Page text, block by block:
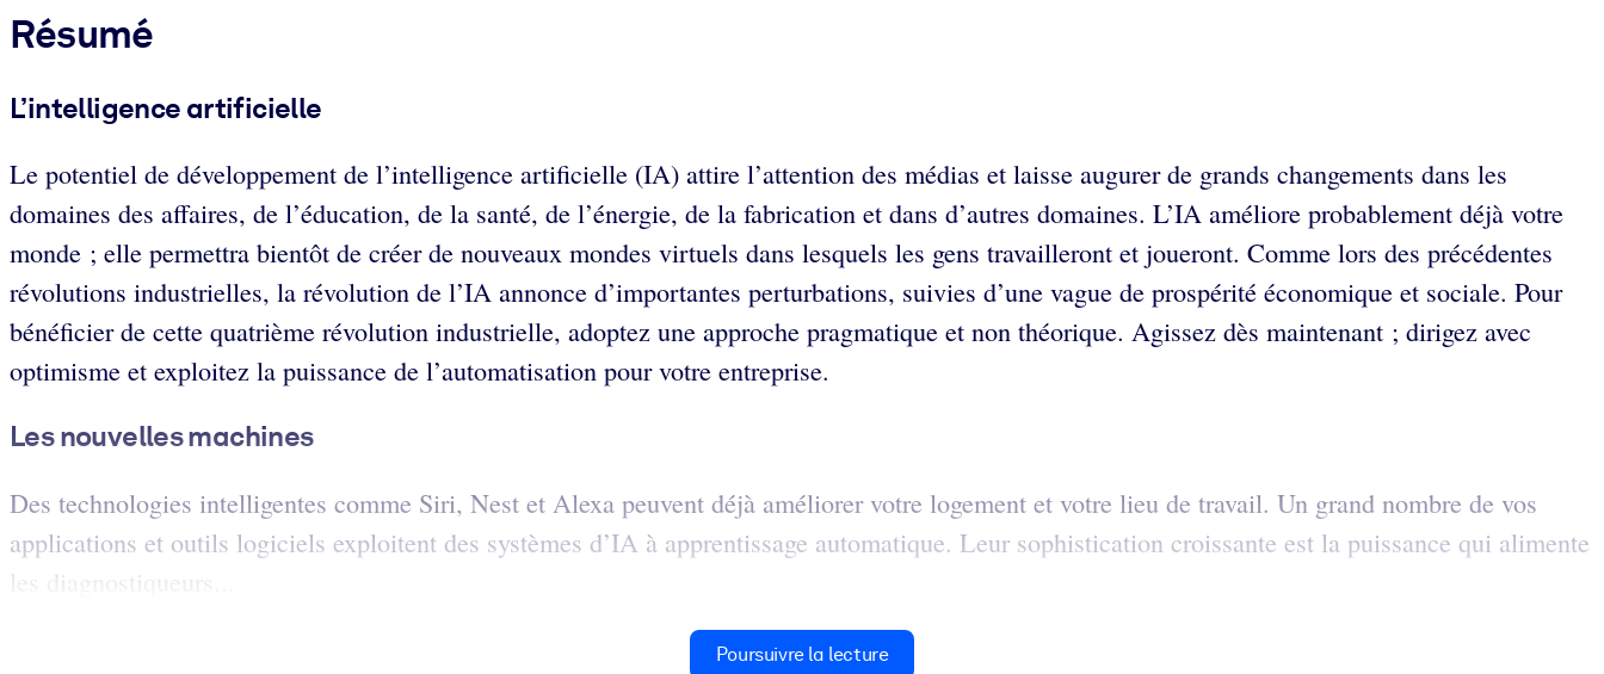
Résumé
L’intelligence artificielle
Le potentiel de développement de l’intelligence artificielle (IA) attire l’attention des médias et laisse augurer de grands changements dans les
domaines des affaires, de l’éducation, de la santé, de l’énergie, de la fabrication et dans d’autres domaines. L’IA améliore probablement déjà votre
monde ; elle permettra bientôt de créer de nouveaux mondes virtuels dans lesquels les gens travailleront et joueront. Comme lors des précédentes
révolutions industrielles, la révolution de l’IA annonce d’importantes perturbations, suivies d’une vague de prospérité économique et sociale. Pour
bénéficier de cette quatrième révolution industrielle, adoptez une approche pragmatique et non théorique. Agissez dès maintenant ; dirigez avec
optimisme et exploitez la puissance de l’automatisation pour votre entreprise.
Les nouvelles machines
Des technologies intelligentes comme Siri, Nest et Alexa peuvent déjà améliorer votre logement et votre lieu de travail. Un grand nombre de vos
applications et outils logiciels exploitent des systèmes d’IA à apprentissage automatique. Leur sophistication croissante est la puissance qui alimente
les diagnostiqueurs...
Poursuivre la lecture